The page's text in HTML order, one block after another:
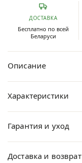
ДОСТАВКА
Бесплатно по всей
Беларуси
Описание
Характеристики
Гарантия и уход
Доставка и возврат